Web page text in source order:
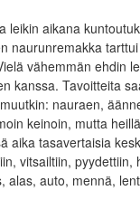
leikin aikana
naurunremakka
vähemmän ehdin
kanssa. Tavoitteita
nauraen,
keinoin, mutta
aika tasavertaisia
vitsailtiin,
alas, auto, mennä,